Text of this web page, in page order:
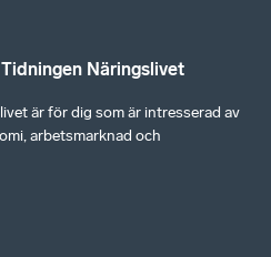
Näringslivet
är för dig som är intresserad av
arbetsmarknad och